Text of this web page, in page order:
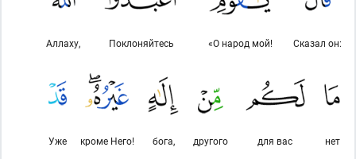
Сказал он:
«О народ мой!
Поклоняйтесь
Аллаху,
нет
для вас
другого
бога,
кроме Него!
Уже